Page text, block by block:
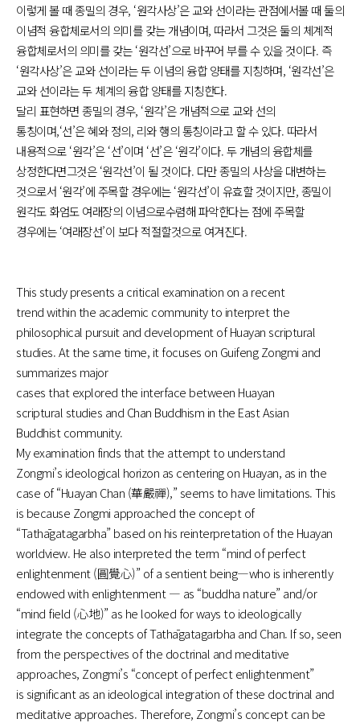
이렇게 볼 때 종밀의 경우, ‘원각사상’은 교와 선이라는 관점에서볼 때 둘의
이념적 융합체로서의 의미를 갖는 개념이며, 따라서 그것은둘의 체계적
융합체로서의 의미를 갖는 ‘원각선’으로 바꾸어 부를 수 있을 것이다. 즉
‘원각사상’은 교와 선이라는 두 이념의 융합 양태를지칭하며, ‘원각선’은
교와 선이라는 두 체계의 융합 양태를 지칭한다.
달리 표현하면 종밀의 경우, ‘원각’은 개념적으로 교와 선의
통칭이며,‘선’은 혜와 정의, 리와 행의 통칭이라고 할 수 있다. 따라서
내용적으로‘원각’은 ‘선’이며 ‘선’은 ‘원각’이다. 두 개념의 융합체를
상정한다면그것은 ‘원각선’이 될 것이다. 다만 종밀의 사상을 대변하는
것으로서 ‘원각’에 주목할 경우에는‘원각선’이 유효할 것이지만, 종밀이
원각도 화엄도 여래장의 이념으로수렴해 파악한다는 점에 주목할
경우에는 ‘여래장선’이 보다 적절할것으로 여겨진다.
This study presents a critical examination on a recent
trendwithin the academic community to interpret the
philosophical pursuit and development of Huayan scriptural
studies. At thesame time, it focuses on Guifeng Zongmi and
summarizes major
cases that explored the interface between Huayan
scriptural studies and Chan Buddhism in the East Asian
Buddhistcommunity.
My examination finds that the attempt to understand
Zongmi’s ideological horizon as centering on Huayan, as in the
case of“Huayan Chan (華嚴禪),” seems to have limitations. This
is because Zongmi approached the concept of
“Tathāgatagarbha” based on his reinterpretation of the Huayan
worldview. He also interpreted the term “mind of perfect
enlightenment (圓覺⼼)” ofa sentient being―who is inherently
endowed with enlightenment― as “buddha nature” and/or
“mind field (⼼地)” as he looked for ways to ideologically
integrate the concepts of Tathāgatagarbha and Chan. If so, seen
from the perspectives of the doctrinal and meditative
approaches, Zongmi’s “concept of perfect enlightenment”
is significant as an ideological integration of these doctrinal and
meditative approaches. Therefore, Zongmi’s concept can be